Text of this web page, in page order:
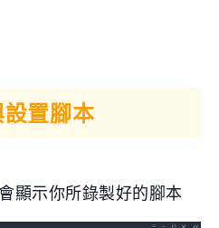
置腳本
顯示你所錄製好的腳本